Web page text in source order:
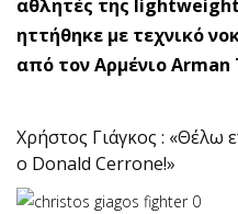
αθλητές της lightweight
ηττήθηκε με τεχνικό
από τον Αρμένιο Arman
Χρήστος Γιάγκος : «Θέλω
ο Donald Cerrone!»